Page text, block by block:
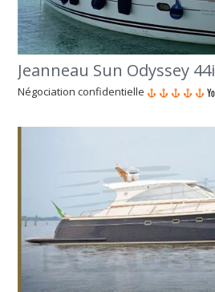
Jeanneau Sun Odyssey 44i
Négociation confidentielle